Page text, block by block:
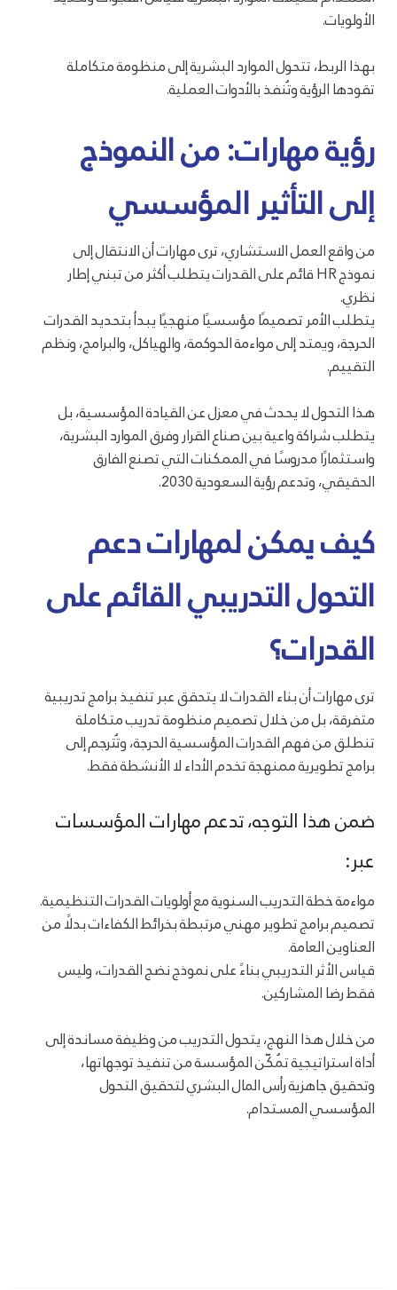
الأولويات.
بهذا الربط، تتحول الموارد البشرية إلى منظومة متكاملة
تقودها الرؤية وتُنفذ بالأدوات العملية.
رؤية مهارات: من النموذج
إلى التأثير المؤسسي
من واقع العمل الاستشاري، ترى مهارات أن الانتقال إلى
نموذج HR قائم على القدرات يتطلب أكثر من تبني إطار
نظري.
يتطلب الأمر تصميمًا مؤسسيًا منهجيًا يبدأ بتحديد القدرات
الحرجة، ويمتد إلى مواءمة الحوكمة، والهياكل، والبرامج، ونظم
التقييم.
هذا التحول لا يحدث في معزل عن القيادة المؤسسية، بل
يتطلب شراكة واعية بين صناع القرار وفرق الموارد البشرية،
واستثمارًا مدروسًا في الممكنات التي تصنع الفارق
الحقيقي، وتدعم رؤية السعودية 2030.
كيف يمكن لمهارات دعم
التحول التدريبي القائم على
القدرات؟
ترى مهارات أن بناء القدرات لا يتحقق عبر تنفيذ برامج تدريبية
متفرقة، بل من خلال تصميم منظومة تدريب متكاملة
تنطلق من فهم القدرات المؤسسية الحرجة، وتُترجم إلى
برامج تطويرية ممنهجة تخدم الأداء لا الأنشطة فقط.
ضمن هذا التوجه، تدعم مهارات المؤسسات
عبر:
مواءمة خطة التدريب السنوية مع أولويات القدرات التنظيمية.
تصميم برامج تطوير مهني مرتبطة بخرائط الكفاءات بدلًا من
العناوين العامة.
قياس الأثر التدريبي بناءً على نموذج نضج القدرات، وليس
فقط رضا المشاركين.
من خلال هذا النهج، يتحول التدريب من وظيفة مساندة إلى
أداة استراتيجية تُمكّن المؤسسة من تنفيذ توجهاتها،
وتحقيق جاهزية رأس المال البشري لتحقيق التحول
المؤسسي المستدام.